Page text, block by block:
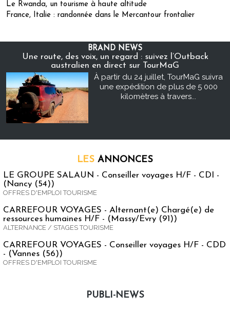
Le Rwanda, un tourisme à haute altitude
France, Italie : randonnée dans le Mercantour frontalier
BRAND NEWS
Une route, des voix, un regard : suivez l’Outback
australien en direct sur TourMaG
À partir du 24 juillet, TourMaG suivra
une expédition de plus de 5 000
kilomètres à travers...
LES ANNONCES
LE GROUPE SALAUN - Conseiller voyages H/F - CDI -
(Nancy (54))
OFFRES D'EMPLOI TOURISME
CARREFOUR VOYAGES - Alternant(e) Chargé(e) de
ressources humaines H/F - (Massy/Evry (91))
ALTERNANCE / STAGES TOURISME
CARREFOUR VOYAGES - Conseiller voyages H/F - CDD
- (Vannes (56))
OFFRES D'EMPLOI TOURISME
PUBLI-NEWS